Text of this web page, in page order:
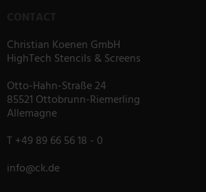
Christian Koenen GmbH
HighTech Stencils & Screens
Otto-Hahn-Straße 24
85521 Ottobrunn-Riemerling
Allemagne
T +49 89 66 56 18 - 0
info@ck.de